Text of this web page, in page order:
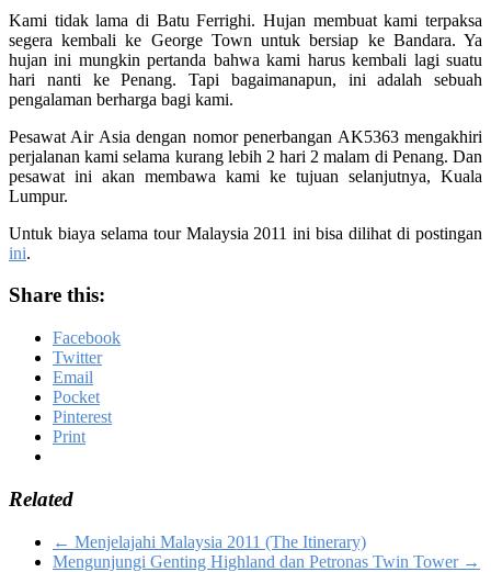
Kami tidak lama di Batu Ferrighi. Hujan membuat kami terpaksa
segera kembali ke George Town untuk bersiap ke Bandara. Ya
hujan ini mungkin pertanda bahwa kami harus kembali lagi suatu
hari nanti ke Penang. Tapi bagaimanapun, ini adalah sebuah
pengalaman berharga bagi kami.
Pesawat Air Asia dengan nomor penerbangan AK5363 mengakhiri
perjalanan kami selama kurang lebih 2 hari 2 malam di Penang. Dan
pesawat ini akan membawa kami ke tujuan selanjutnya, Kuala
Lumpur.
Untuk biaya selama tour Malaysia 2011 ini bisa dilihat di postingan
ini.
Share this:
Facebook
Twitter
Email
Pocket
Pinterest
Print
Related
← Menjelajahi Malaysia 2011 (The Itinerary)
Mengunjungi Genting Highland dan Petronas Twin Tower →